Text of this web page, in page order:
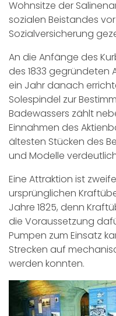
Wohnsitze der
sozialen Beistandes
Sozialversicherung
An die Anfänge des
des 1833 gegründeten
ein Jahr danach
Solespindel zur
Badewassers zählt
Einnahmen des
ältesten Stücken des
und Modelle
Eine Attraktion ist
ursprünglichen
Jahre 1825, denn
die Voraussetzung
Pumpen zum Einsatz
Strecken auf
werden konnten.